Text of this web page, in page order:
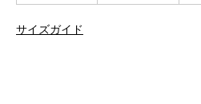
サイズガイド